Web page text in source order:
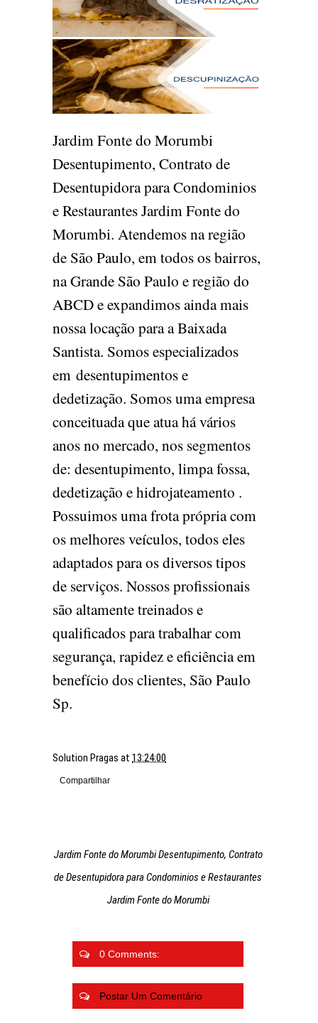
Jardim Fonte do Morumbi
Desentupimento, Contrato de
Desentupidora para Condominios
e Restaurantes Jardim Fonte do
Morumbi. Atendemos na região
de São Paulo, em todos os bairros,
na Grande São Paulo e região do
ABCD e expandimos ainda mais
nossa locação para a Baixada
Santista. Somos especializados
em desentupimentos e
dedetização. Somos uma empresa
conceituada que atua há vários
anos no mercado, nos segmentos
de: desentupimento, limpa fossa,
dedetização e hidrojateamento .
Possuimos uma frota própria com
os melhores veículos, todos eles
adaptados para os diversos tipos
de serviços. Nossos profissionais
são altamente treinados e
qualificados para trabalhar com
segurança, rapidez e eficiência em
benefício dos clientes, São Paulo
Sp.
Solution Pragas at 13:24:00
Compartilhar
Jardim Fonte do Morumbi Desentupimento, Contrato
de Desentupidora para Condominios e Restaurantes
Jardim Fonte do Morumbi
0 Comments:
Postar Um Comentário